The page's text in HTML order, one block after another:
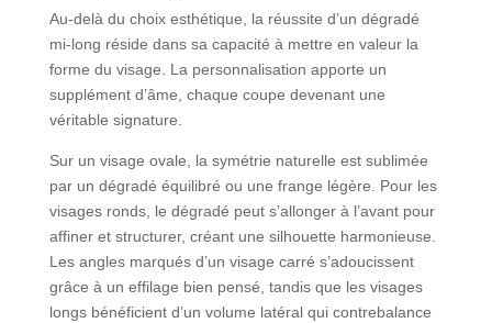
Au-delà du choix esthétique, la réussite d’un dégradé
mi-long réside dans sa capacité à mettre en valeur la
forme du visage. La personnalisation apporte un
supplément d’âme, chaque coupe devenant une
véritable signature.
Sur un visage ovale, la symétrie naturelle est sublimée
par un dégradé équilibré ou une frange légère. Pour les
visages ronds, le dégradé peut s’allonger à l’avant pour
affiner et structurer, créant une silhouette harmonieuse.
Les angles marqués d’un visage carré s’adoucissent
grâce à un effilage bien pensé, tandis que les visages
longs bénéficient d’un volume latéral qui contrebalance